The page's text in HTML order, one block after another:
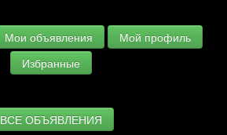
Мои объявления
Мой профиль
Избранные
ВСЕ ОБЪЯВЛЕНИЯ